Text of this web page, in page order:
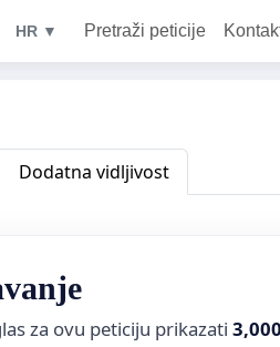
HR ▼ Pretraži peticije
Dodatna vidljivost
za ovu peticiju prikazati 3,000